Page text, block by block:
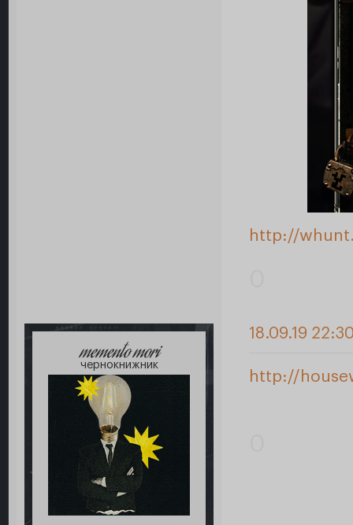
http://
memento mori
чернокнижник
18.09.19
http://